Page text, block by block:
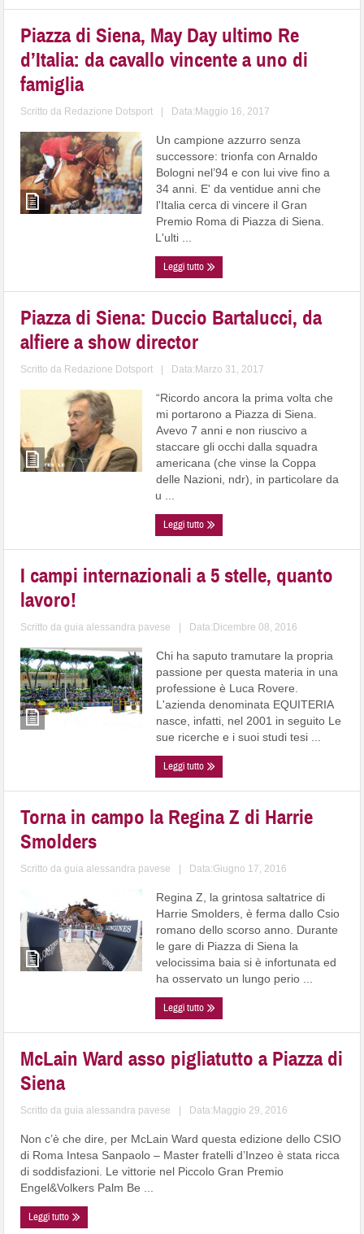
Piazza di Siena, May Day ultimo Re
d’Italia: da cavallo vincente a uno di
famiglia
Scritto da Redazione Dotsport Data:Maggio 16, 2017
Un campione azzurro senza
successore: trionfa con Arnaldo
Bologni nel’94 e con lui vive fino a
34 anni. E' da ventidue anni che
l'Italia cerca di vincere il Gran
Premio Roma di Piazza di Siena.
L'ulti ...
Leggi tutto
Piazza di Siena: Duccio Bartalucci, da
alfiere a show director
Scritto da Redazione Dotsport Data:Marzo 31, 2017
“Ricordo ancora la prima volta che
mi portarono a Piazza di Siena.
Avevo 7 anni e non riuscivo a
staccare gli occhi dalla squadra
americana (che vinse la Coppa
delle Nazioni, ndr), in particolare da
u ...
Leggi tutto
I campi internazionali a 5 stelle, quanto
lavoro!
Scritto daguia alessandra pavese Data:Dicembre 08, 2016
Chi ha saputo tramutare la propria
passione per questa materia in una
professione è Luca Rovere.
L'azienda denominata EQUITERIA
nasce, infatti, nel 2001 in seguito Le
sue ricerche e i suoi studi tesi ...
Leggi tutto
Torna in campo la Regina Z di Harrie
Smolders
Scritto daguia alessandra pavese Data:Giugno 17, 2016
Regina Z, la grintosa saltatrice di
Harrie Smolders, è ferma dallo Csio
romano dello scorso anno. Durante
le gare di Piazza di Siena la
velocissima baia si è infortunata ed
ha osservato un lungo perio ...
Leggi tutto
McLain Ward asso pigliatutto a Piazza di
Siena
Scritto daguia alessandra pavese Data:Maggio 29, 2016
Non c’è che dire, per McLain Ward questa edizione dello CSIO
di Roma Intesa Sanpaolo – Master fratelli d’Inzeo è stata ricca
di soddisfazioni. Le vittorie nel Piccolo Gran Premio
Engel&Volkers Palm Be ...
Leggi tutto